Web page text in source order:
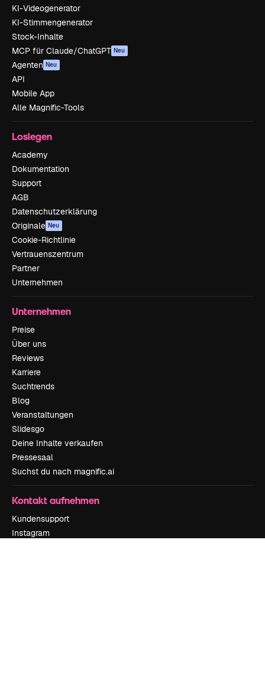
KI-Videogenerator
KI-Stimmengenerator
Stock-Inhalte
MCP für Claude/ChatGPT Neu
Agenten Neu
API
Mobile App
Alle Magnific-Tools
Loslegen
Academy
Dokumentation
Support
AGB
Datenschutzerklärung
Originale Neu
Cookie-Richtlinie
Vertrauenszentrum
Partner
Unternehmen
Unternehmen
Preise
Über uns
Reviews
Karriere
Suchtrends
Blog
Veranstaltungen
Slidesgo
Deine Inhalte verkaufen
Pressesaal
Suchst du nach magnific.ai
Kontakt aufnehmen
Kundensupport
Instagram